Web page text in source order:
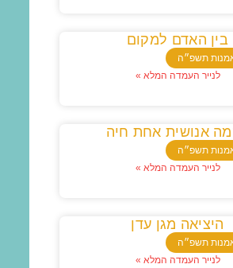
תשפ״ה
בין האדם למקום
לנייר העמדה המלא »
תשפ״ה
אנושית אחת חיה
לנייר העמדה המלא »
תשפ״ה
היציאה מגן עדן
לנייר העמדה המלא »